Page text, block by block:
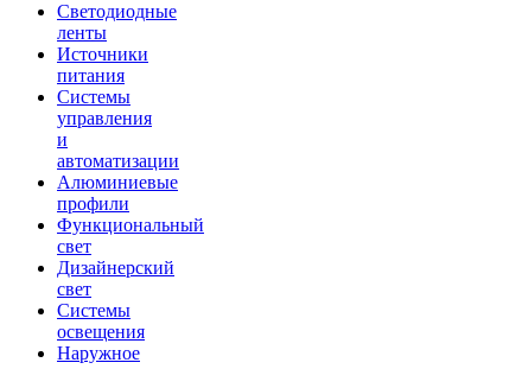
Светодиодные
ленты
Источники
питания
Системы
управления
и
автоматизации
Алюминиевые
профили
Функциональный
свет
Дизайнерский
свет
Системы
освещения
Наружное